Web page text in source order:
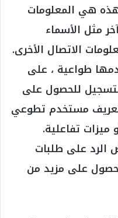
هي المعلومات
مثل الأسماء
الاتصال الأخرى.
طواعية ، على
للحصول على
تعريف مستخدم تطوعي
ميزات تفاعلية.
الرد على طلبات
على مزيد من